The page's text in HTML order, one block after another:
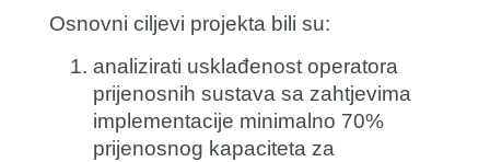
Osnovni ciljevi projekta bili su:
analizirati usklađenost operatora
prijenosnih sustava sa zahtjevima
implementacije minimalno 70%
prijenosnog kapaciteta za